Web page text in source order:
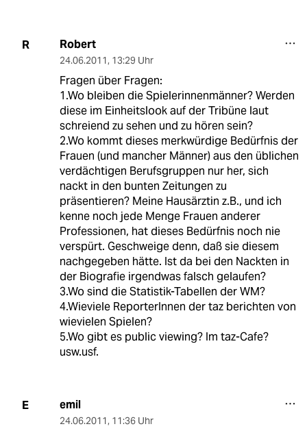
R Robert
24.06.2011, 13:29 Uhr
Fragen über Fragen:
1.Wo bleiben die Spielerinnenmänner? Werden
diese im Einheitslook auf der Tribüne laut
schreiend zu sehen und zu hören sein?
2.Wo kommt dieses merkwürdige Bedürfnis der
Frauen (und mancher Männer) aus den üblichen
verdächtigen Berufsgruppen nur her, sich
nackt in den bunten Zeitungen zu
präsentieren? Meine Hausärztin z.B., und ich
kenne noch jede Menge Frauen anderer
Professionen, hat dieses Bedürfnis noch nie
verspürt. Geschweige denn, daß sie diesem
nachgegeben hätte. Ist da bei den Nackten in
der Biografie irgendwas falsch gelaufen?
3.Wo sind die Statistik-Tabellen der WM?
4.Wieviele ReporterInnen der taz berichten von
wievielen Spielen?
5.Wo gibt es public viewing? Im taz-Cafe?
usw.usf.
E emil
24.06.2011, 11:36 Uhr